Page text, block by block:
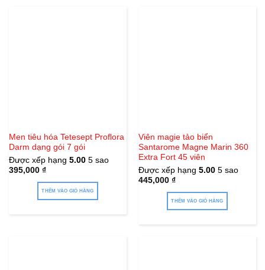
Men tiêu hóa Tetesept Proflora
Darm dạng gói 7 gói
Được xếp hạng 5.005 sao
395,000 ₫
THÊM VÀO GIỎ HÀNG
Viên magie tảo biển
Santarome Magne Marin 360
Extra Fort 45 viên
Được xếp hạng 5.005 sao
445,000 ₫
THÊM VÀO GIỎ HÀNG